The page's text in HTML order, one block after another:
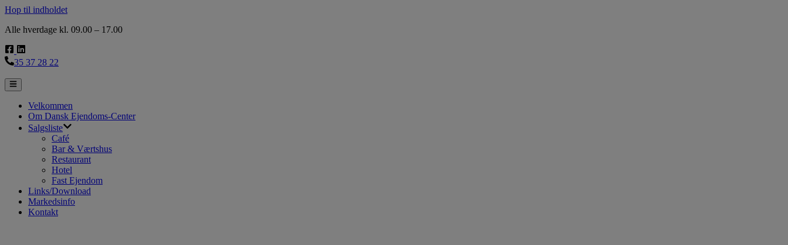
Hop til indholdet
Alle hverdage kl. 09.00 – 17.00
35 37 28 22
Velkommen
Om Dansk Ejendoms-Center
Salgsliste
Café
Bar & Værtshus
Restaurant
Hotel
Fast Ejendom
Links/Download
Markedsinfo
Kontakt